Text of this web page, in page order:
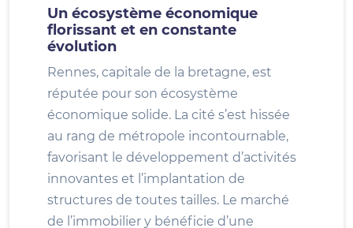
Un écosystème économique
florissant et en constante
évolution
Rennes, capitale de la bretagne, est
réputée pour son écosystème
économique solide. La cité s’est hissée
au rang de métropole incontournable,
favorisant le développement d’activités
innovantes et l’implantation de
structures de toutes tailles. Le marché
de l’immobilier y bénéficie d’une